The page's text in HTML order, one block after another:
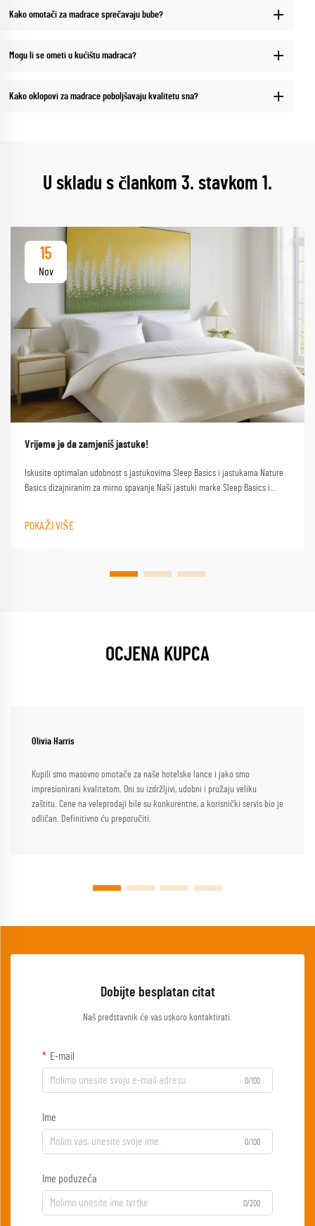
Kako omotači za madrace sprečavaju bube?
Mogu li se ometi u kućištu madraca?
Kako oklopovi za madrace poboljšavaju kvalitetu sna?
U skladu s člankom 3. stavkom 1.
15
Nov
Vrijeme je da zamjeniš jastuke!
Iskusite optimalan udobnost s jastukovima Sleep Basics i jastukama Nature
Basics dizajniranim za mirno spavanje Naši jastuki marke Sleep Basics i
POKAŽI VIŠE
OCJENA KUPCA
Olivia Harris
Kupili smo masovno omotače za naše hotelske lance i jako smo
impresionirani kvalitetom. Oni su izdržljivi, udobni i pružaju veliku
zaštitu. Cene na veleprodaji bile su konkurentne, a korisnički servis bio je
odličan. Definitivno ću preporučiti.
Dobijte besplatan citat
Naš predstavnik će vas uskoro kontaktirati.
E-mail
0/100
Ime
0/100
Ime poduzeća
0/200